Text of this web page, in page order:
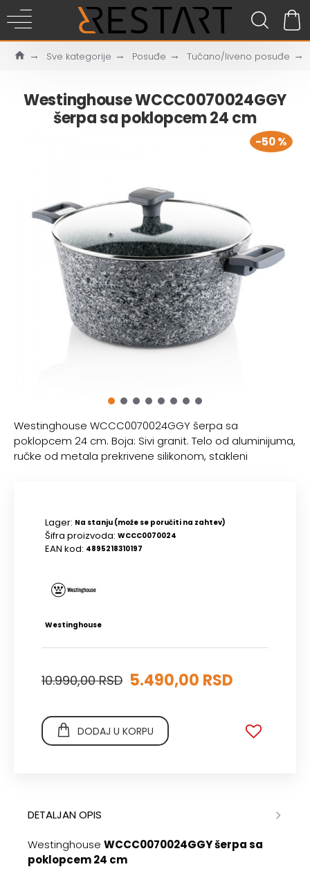
Sve kategorije Posuđe Tučano/liveno posuđe
Westinghouse WCCC0070024GGY
šerpa sa poklopcem 24 cm
-50 %
Westinghouse WCCC0070024GGY šerpa sa
poklopcem 24 cm. Boja: Sivi granit. Telo od aluminijuma,
ručke od metala prekrivene silikonom, stakleni
Lager: Na stanju (može se poručiti na zahtev)
Šifra proizvoda: WCCC0070024
EAN kod: 4895218310197
Westinghouse
5.490,00 RSD
10.990,00 RSD
DODAJ U KORPU
DETALJAN OPIS
Westinghouse WCCC0070024GGY šerpa sa
poklopcem 24 cm